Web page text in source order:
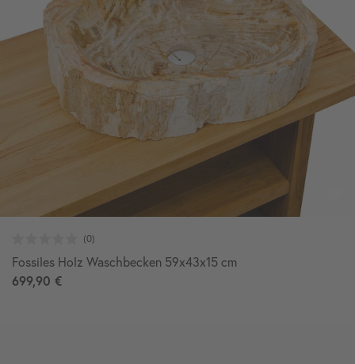
Fossiles Holz Waschbecken 59x43x15 cm
699,90 €